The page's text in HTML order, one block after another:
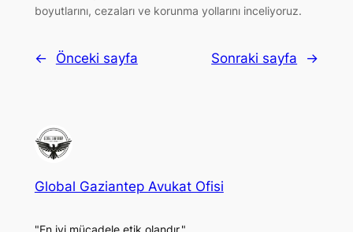
boyutlarını, cezaları ve korunma yollarını inceliyoruz.
← Önceki sayfa Sonraki sayfa →
Global Gaziantep Avukat Ofisi
"En iyi mücadele etik olandır."